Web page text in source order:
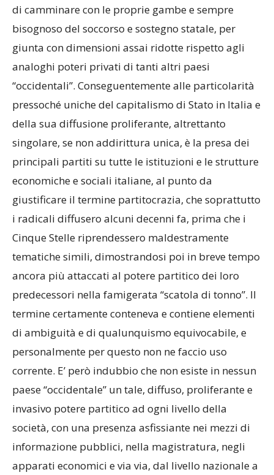
di camminare con le proprie gambe e sempre
bisognoso del soccorso e sostegno statale, per
giunta con dimensioni assai ridotte rispetto agli
analoghi poteri privati di tanti altri paesi
“occidentali”. Conseguentemente alle particolarità
pressoché uniche del capitalismo di Stato in Italia e
della sua diffusione proliferante, altrettanto
singolare, se non addirittura unica, è la presa dei
principali partiti su tutte le istituzioni e le strutture
economiche e sociali italiane, al punto da
giustificare il termine partitocrazia, che soprattutto
i radicali diffusero alcuni decenni fa, prima che i
Cinque Stelle riprendessero maldestramente
tematiche simili, dimostrandosi poi in breve tempo
ancora più attaccati al potere partitico dei loro
predecessori nella famigerata “scatola di tonno”. Il
termine certamente conteneva e contiene elementi
di ambiguità e di qualunquismo equivocabile, e
personalmente per questo non ne faccio uso
corrente. E’ però indubbio che non esiste in nessun
paese “occidentale” un tale, diffuso, proliferante e
invasivo potere partitico ad ogni livello della
società, con una presenza asfissiante nei mezzi di
informazione pubblici, nella magistratura, negli
apparati economici e via via, dal livello nazionale a